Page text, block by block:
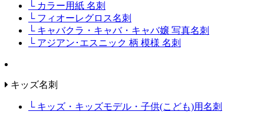
└ カラー用紙 名刺
└ フィオーレグロス名刺
└ キャバクラ・キャバ・キャバ嬢 写真名刺
└ アジアン･エスニック 柄 模様 名刺
キッズ名刺
└ キッズ・キッズモデル・子供(こども)用名刺